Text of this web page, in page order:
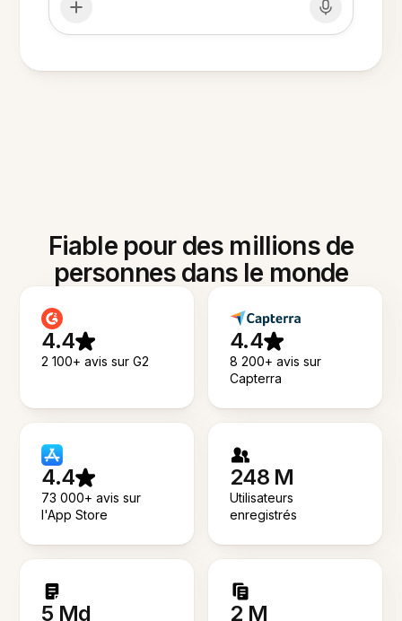
Fiable pour des millions de
personnes dans le monde
4.4
2 100+ avis sur G2
4.4
8 200+ avis sur
Capterra
4.4
73 000+ avis sur
l'App Store
248 M
Utilisateurs
enregistrés
5 Md 2 M